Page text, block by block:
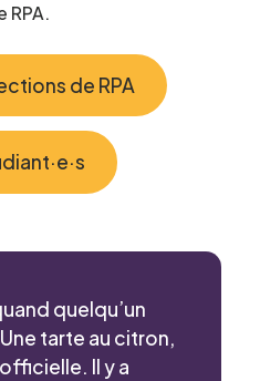
de RPA
quelqu’un
tarte au citron,
Il y a